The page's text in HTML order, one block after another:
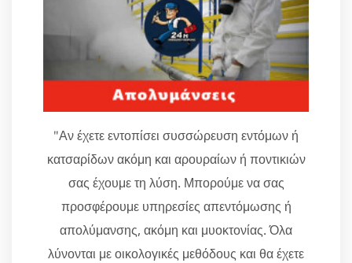
"Αν έχετε εντοπίσει συσσώρευση εντόμων ή
κατσαρίδων ακόμη και αρουραίων ή ποντικιών
σας έχουμε τη λύση. Μπορούμε να σας
προσφέρουμε υπηρεσίες απεντόμωσης ή
απολύμανσης, ακόμη και μυοκτονίας. Όλα
λύνονται με οικολογικές μεθόδους και θα έχετε